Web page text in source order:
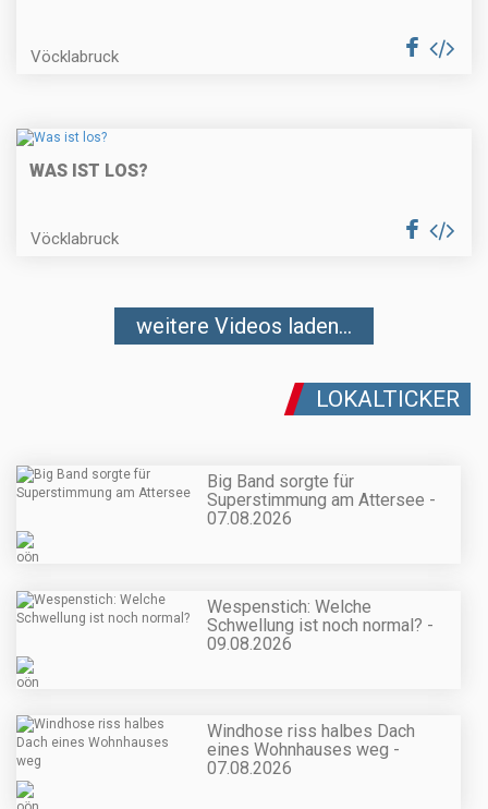
Vöcklabruck
WAS IST LOS?
Vöcklabruck
weitere Videos laden...
LOKALTICKER
Big Band sorgte für
Superstimmung am Attersee -
07.08.2026
Wespenstich: Welche
Schwellung ist noch normal? -
09.08.2026
Windhose riss halbes Dach
eines Wohnhauses weg -
07.08.2026